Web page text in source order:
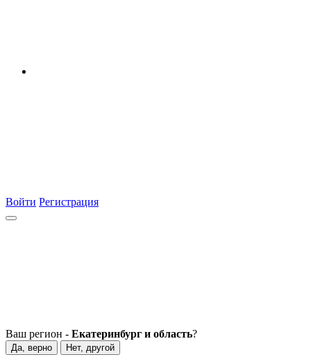
Войти Регистрация
Ваш регион - Екатеринбург и область?
Да, верно Нет, другой